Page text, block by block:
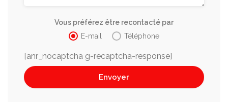
Vous préférez être recontacté par
E-mail
Téléphone
[anr_nocaptcha g-recaptcha-response]